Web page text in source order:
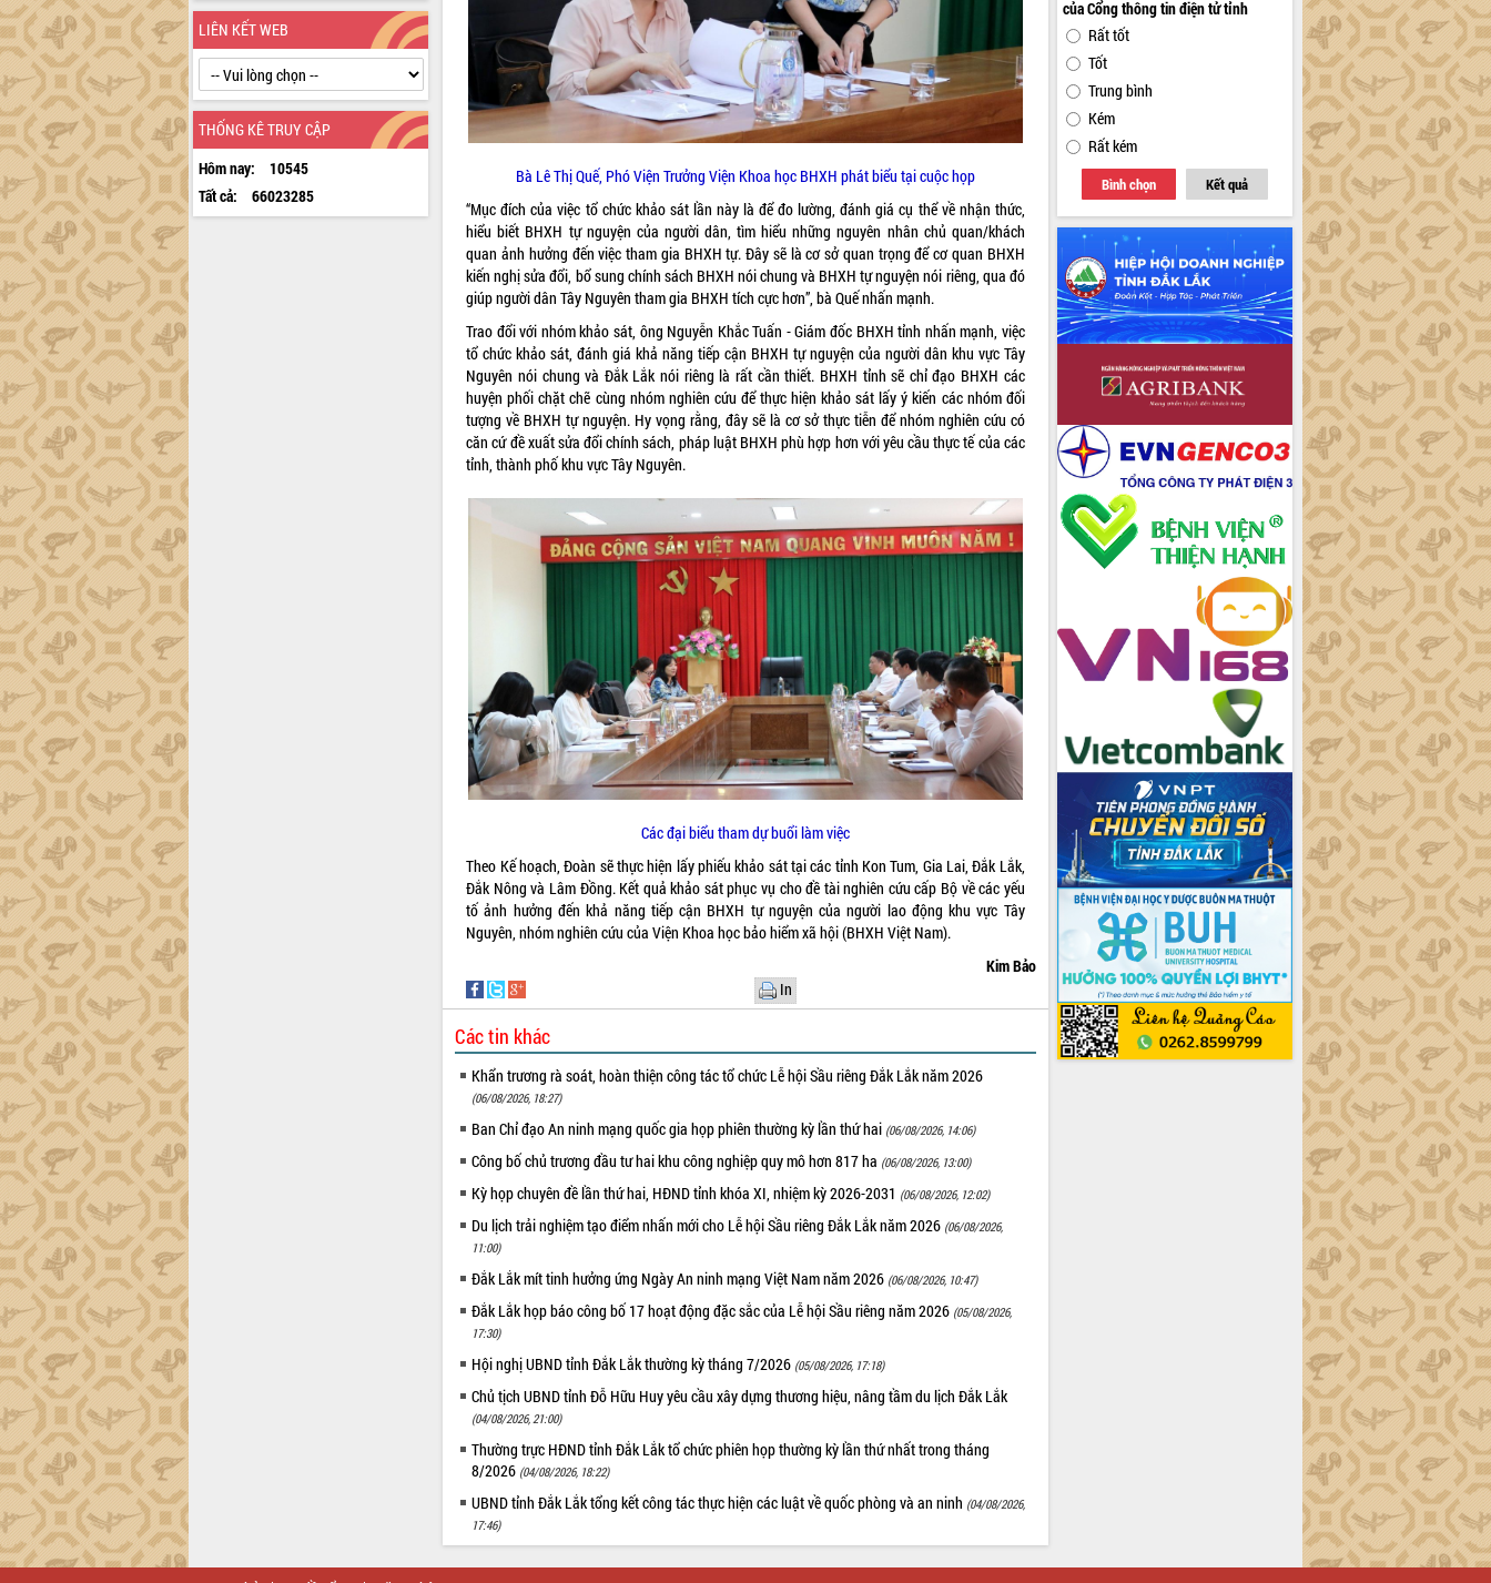
LIÊN KẾT WEB
THỐNG KÊ TRUY CẬP
Hôm nay:
10545
Tất cả:
66023285
Bà Lê Thị Quế, Phó Viện Trưởng Viện Khoa học BHXH phát biểu tại cuộc họp
“Mục đích của việc tổ chức khảo sát lần này là để đo lường, đánh giá cụ thể về nhận thức,
hiểu biết BHXH tự nguyện của người dân, tìm hiểu những nguyên nhân chủ quan/khách
quan ảnh hưởng đến việc tham gia BHXH tự. Đây sẽ là cơ sở quan trọng để cơ quan BHXH
kiến nghị sửa đổi, bổ sung chính sách BHXH nói chung và BHXH tự nguyện nói riêng, qua đó
giúp người dân Tây Nguyên tham gia BHXH tích cực hơn”, bà Quế nhấn mạnh.
Trao đổi với nhóm khảo sát, ông Nguyễn Khắc Tuấn - Giám đốc BHXH tỉnh nhấn mạnh, việc
tổ chức khảo sát, đánh giá khả năng tiếp cận BHXH tự nguyện của người dân khu vực Tây
Nguyên nói chung và Đắk Lắk nói riêng là rất cần thiết. BHXH tỉnh sẽ chỉ đạo BHXH các
huyện phối chặt chẽ cùng nhóm nghiên cứu để thực hiện khảo sát lấy ý kiến các nhóm đối
tượng về BHXH tự nguyện. Hy vọng rằng, đây sẽ là cơ sở thực tiễn để nhóm nghiên cứu có
căn cứ đề xuất sửa đổi chính sách, pháp luật BHXH phù hợp hơn với yêu cầu thực tế của các
tỉnh, thành phố khu vực Tây Nguyên.
Các đại biểu tham dự buổi làm việc
Theo Kế hoạch, Đoàn sẽ thực hiện lấy phiếu khảo sát tại các tỉnh Kon Tum, Gia Lai, Đắk Lắk,
Đắk Nông và Lâm Đồng. Kết quả khảo sát phục vụ cho đề tài nghiên cứu cấp Bộ về các yếu
tố ảnh hưởng đến khả năng tiếp cận BHXH tự nguyện của người lao động khu vực Tây
Nguyên, nhóm nghiên cứu của Viện Khoa học bảo hiểm xã hội (BHXH Việt Nam).
Kim Bảo
In
Các tin khác
Khẩn trương rà soát, hoàn thiện công tác tổ chức Lễ hội Sầu riêng Đắk Lắk năm 2026
(06/08/2026, 18:27)
Ban Chỉ đạo An ninh mạng quốc gia họp phiên thường kỳ lần thứ hai (06/08/2026, 14:06)
Công bố chủ trương đầu tư hai khu công nghiệp quy mô hơn 817 ha (06/08/2026, 13:00)
Kỳ họp chuyên đề lần thứ hai, HĐND tỉnh khóa XI, nhiệm kỳ 2026-2031 (06/08/2026, 12:02)
Du lịch trải nghiệm tạo điểm nhấn mới cho Lễ hội Sầu riêng Đắk Lắk năm 2026 (06/08/2026,
11:00)
Đắk Lắk mít tinh hưởng ứng Ngày An ninh mạng Việt Nam năm 2026 (06/08/2026, 10:47)
Đắk Lắk họp báo công bố 17 hoạt động đặc sắc của Lễ hội Sầu riêng năm 2026 (05/08/2026,
17:30)
Hội nghị UBND tỉnh Đắk Lắk thường kỳ tháng 7/2026 (05/08/2026, 17:18)
Chủ tịch UBND tỉnh Đỗ Hữu Huy yêu cầu xây dựng thương hiệu, nâng tầm du lịch Đắk Lắk
(04/08/2026, 21:00)
Thường trực HĐND tỉnh Đắk Lắk tổ chức phiên họp thường kỳ lần thứ nhất trong tháng
8/2026 (04/08/2026, 18:22)
UBND tỉnh Đắk Lắk tổng kết công tác thực hiện các luật về quốc phòng và an ninh (04/08/2026,
17:46)
của Cổng thông tin điện tử tỉnh
Rất tốt
Tốt
Trung bình
Kém
Rất kém
Bình chọn Kết quả